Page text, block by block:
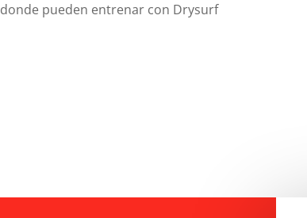
donde pueden entrenar con Drysurf